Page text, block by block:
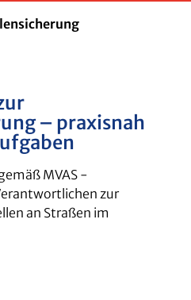
– praxisnah
MVAS -
zur
an Straßen im